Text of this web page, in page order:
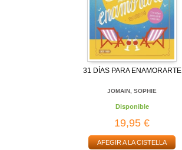
31 DÍAS PARA ENAMORARTE
JOMAIN, SOPHIE
Disponible
19,95 €
AFEGIR A LA CISTELLA